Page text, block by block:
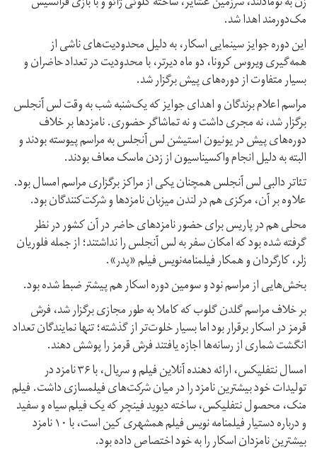
مک‌دورمند اهدا شد.
این دوره جوایز سینمایی اسکار،‌ به دلیل محدودیت‌های ناشی از
همه‌گیری ویروس کرونا، دو ماه دیرتر، با محدودیت در تعداد حاضران و
بسیار متفاوت از دوره‌های پیش برگزار شد.
مراسم اعلام برندگان و اهدای جوایز که یک‌شنبه شب به وقت لس آنجلس
برگزار شد،‌ نه مجری داشت و نه تماشاگر حضوری. نامزدها بر خلاف
دوره‌های پیش در یونیون استیشن لس آنجلس به مراسم پیوسته بودند و
البته به دلیل انجام واکسیناسیون از زدن ماسک معاف بودند.
تئاتر دالبی لس آنجلس همچنان یکی از مراکز برگزاری مراسم امسال بود.
علاوه بر آن، مرکزی هم در لندن میزبان نامزدها و شرکت‌کنندگان بود.
محلی هم در پاریس برای حضور نامزدهای حاضر در آن کشور در نظر
گرفته شده بود که امکان سفر به لس آنجلس را نداشتند؛ از جمله فلوریان
زلر، کارگردان و همکار فیلمنامه‌نویس فیلم «پدر».
بخش‌هایی از مراسم نود و سومین دوره اسکار هم پیشتر ضبط شده بود.
بر خلاف مراسم گلدن گلوب که کاملا به طور مجازی برگزار شد، فرش
قرمز در اسکار برقرار بود اما بسیار خلوت‌تر از گذشته؛ تنها نمایندگان تعداد
انگشت شماری از رسانه‌ها اجازه یافتند فرش قرمز را پوشش دهند.
امسال نتفلیکس، ارائه دهنده آنلاین فیلم و سریال، با ۳۶ نامزد در
تولیدات خود بیشترین نامزد را در میان شرکت‌های فیلمسازی داشت. فیلم
منک، محصول نتفلیکس، ساخته دیوید فینچر که یک فیلم سیاه و سفید
و درباره دستیار فیلمنامه نویس فیلم همشهری کین است، با ۱۰ نامزد
بیشترین نامزدان اسکار را به خود اختصاص داده بود.